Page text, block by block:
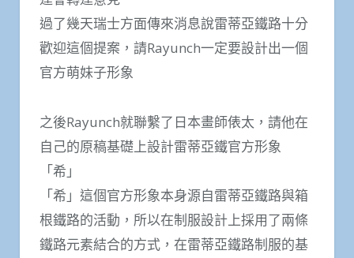
過了幾天瑞士方面傳來消息說雷蒂亞鐵路十分
歡迎這個提案，請Rayunch一定要設計出一個
官方萌妹子形象
之後Rayunch就聯繫了日本畫師俵太，請他在
自己的原稿基礎上設計雷蒂亞鐵官方形象
「希」
「希」這個官方形象本身源自雷蒂亞鐵路與箱
根鐵路的活動，所以在制服設計上採用了兩條
鐵路元素結合的方式，在雷蒂亞鐵路制服的基